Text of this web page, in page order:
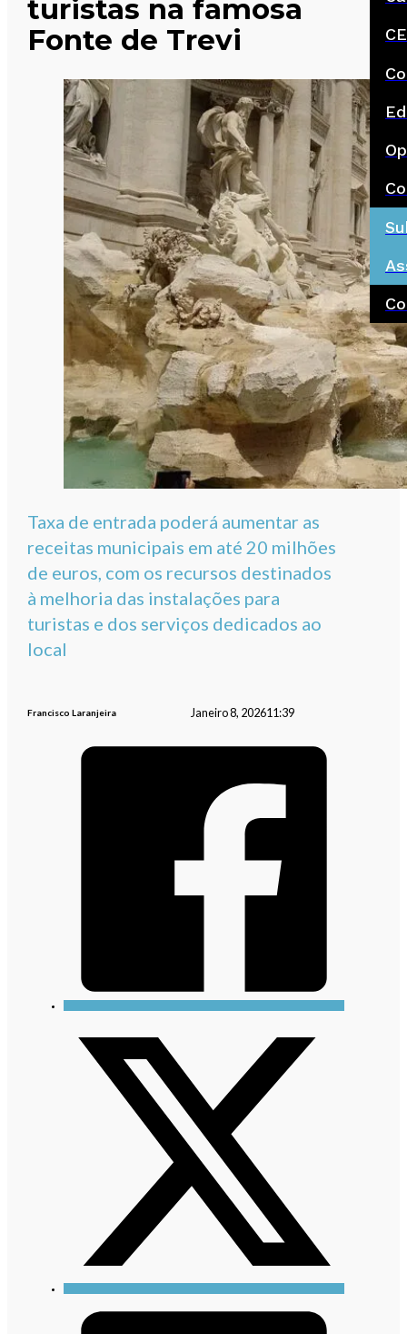
turistas na famosa
Fonte de Trevi
Taxa de entrada poderá aumentar as
receitas municipais em até 20 milhões
de euros, com os recursos destinados
à melhoria das instalações para
turistas e dos serviços dedicados ao
local
Francisco Laranjeira Janeiro 8, 202611:39